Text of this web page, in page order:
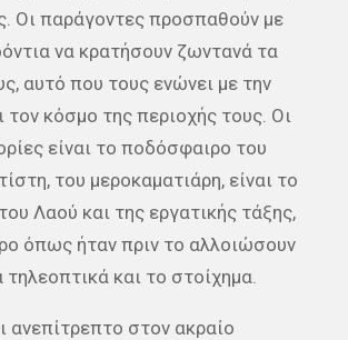
Οι παράγοντες προσπαθούν με
να κρατήσουν ζωντανά τα
αυτό που τους ενώνει με την
τον κόσμο της περιοχής τους. Οι
είναι το ποδόσφαιρο του
του μεροκαματιάρη, είναι το
Λαού και της εργατικής τάξης,
όπως ήταν πριν το αλλοιώσουν
τηλεοπτικά και το στοίχημα.
ανεπίτρεπτο στον ακραίο